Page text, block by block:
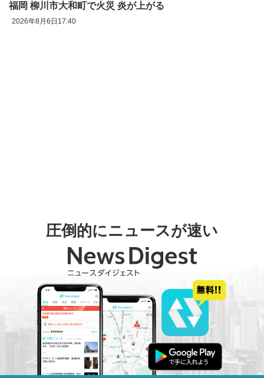
福岡 柳川市大和町で火災 炎が上がる
2026年8月6日17:40
圧倒的にニュースが速い